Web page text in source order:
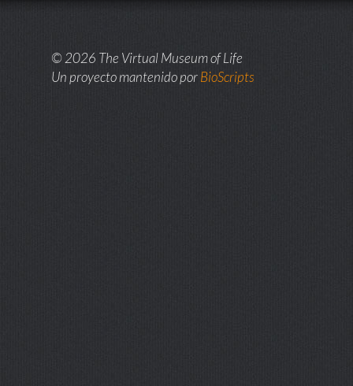
© 2026 The Virtual Museum of Life
Un proyecto mantenido porBioScripts